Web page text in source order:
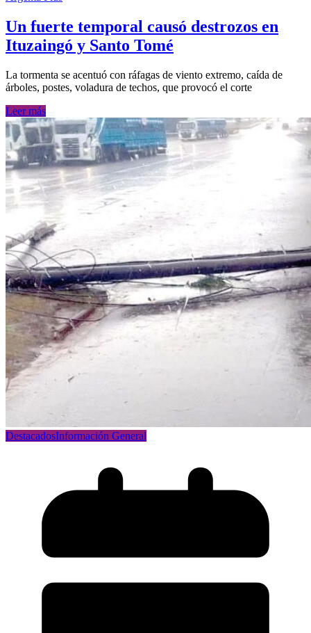
Un fuerte temporal causó destrozos en
Ituzaingó y Santo Tomé
La tormenta se acentuó con ráfagas de viento extremo, caída de
árboles, postes, voladura de techos, que provocó el corte
Leer más
DestacadosInformación General